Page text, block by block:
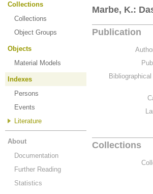
Collections
Collections
Object Groups
Objects
Material Models
Indexes
Persons
Events
Literature
About
Documentation
Further Reading
Statistics
Marbe, K.:
Publication
Collections